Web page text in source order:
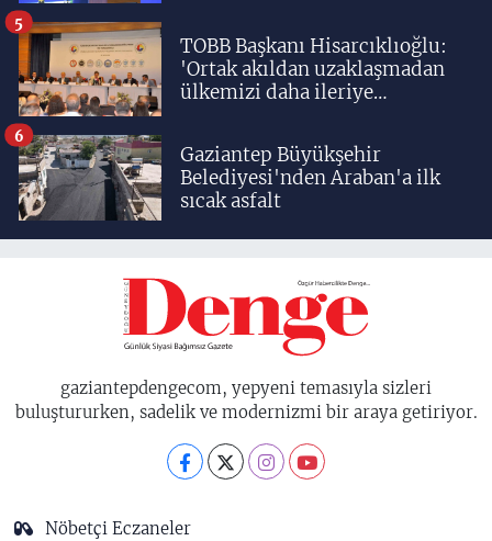
TOBB Başkanı Hisarcıklıoğlu:
'Ortak akıldan uzaklaşmadan
ülkemizi daha ileriye
5
Gaziantep Büyükşehir
Belediyesi'nden Araban'a ilk
sıcak asfalt
6
gaziantepdengecom, yepyeni temasıyla sizleri
buluştururken, sadelik ve modernizmi bir araya getiriyor.
Nöbetçi Eczaneler